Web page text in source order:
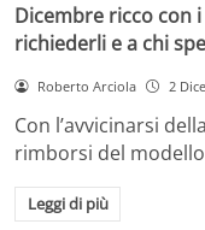
Dicembre ricco con
richiederli e a chi
Roberto Arciola 2
Con l’avvicinarsi
rimborsi del
Leggi di più